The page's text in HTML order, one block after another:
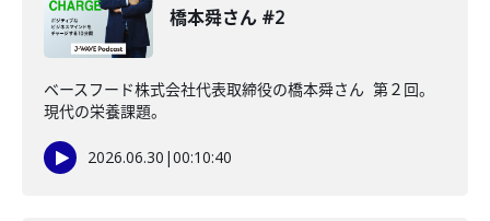
橋本舜さん #2
ベースフード株式会社代表取締役の橋本舜さん 第２回。
現代の栄養課題。
2026.06.30 |00:10:40